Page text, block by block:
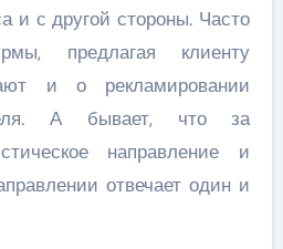
и с другой стороны. Часто
предлагая клиенту
и о рекламировании
А бывает, что за
направление и
отвечает один и